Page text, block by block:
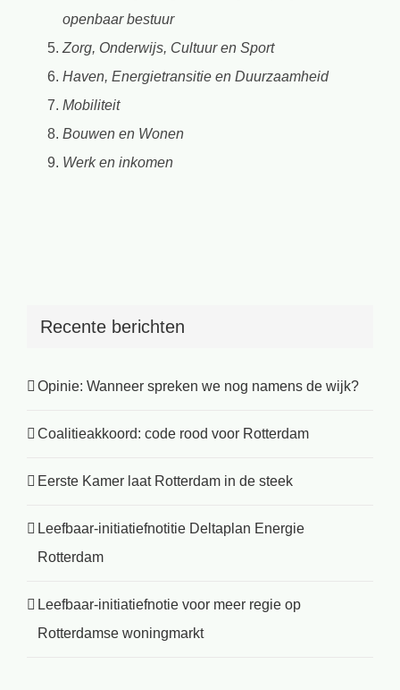
openbaar bestuur
Zorg, Onderwijs, Cultuur en Sport
Haven, Energietransitie en Duurzaamheid
Mobiliteit
Bouwen en Wonen
Werk en inkomen
Recente berichten
Opinie: Wanneer spreken we nog namens de wijk?
Coalitieakkoord: code rood voor Rotterdam
Eerste Kamer laat Rotterdam in de steek
Leefbaar-initiatiefnotitie Deltaplan Energie
Rotterdam
Leefbaar-initiatiefnotie voor meer regie op
Rotterdamse woningmarkt